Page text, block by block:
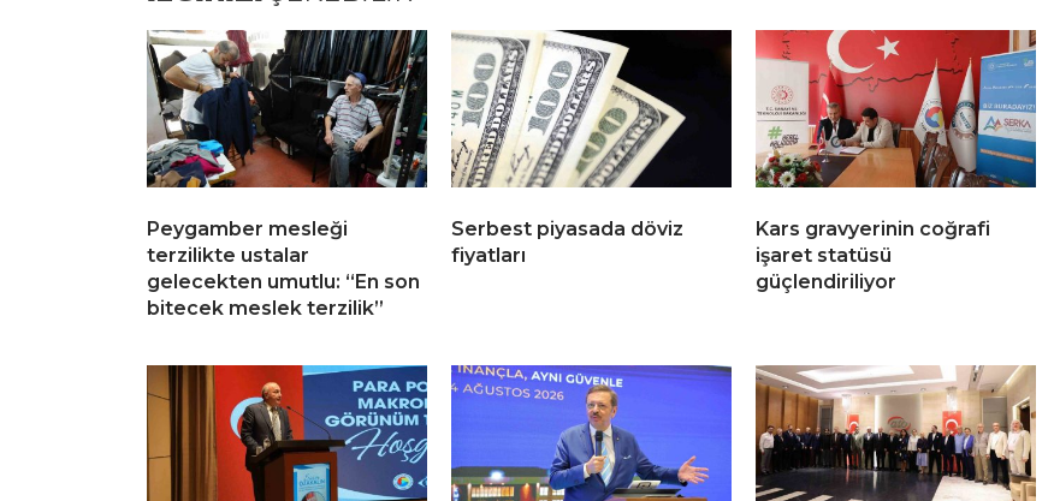
Peygamber mesleği
terzilikte ustalar
gelecekten umutlu: “En son
bitecek meslek terzilik”
Serbest piyasada döviz
fiyatları
Kars gravyerinin coğrafi
işaret statüsü
güçlendiriliyor